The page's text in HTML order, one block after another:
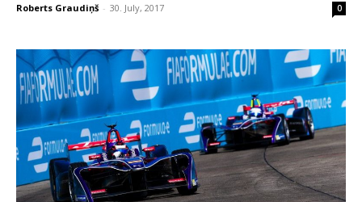
Roberts Graudiņš - 30. July, 2017 0